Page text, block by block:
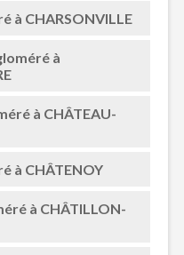
à CHARSONVILLE
à
à CHÂTEAU-
à CHÂTENOY
à CHÂTILLON-